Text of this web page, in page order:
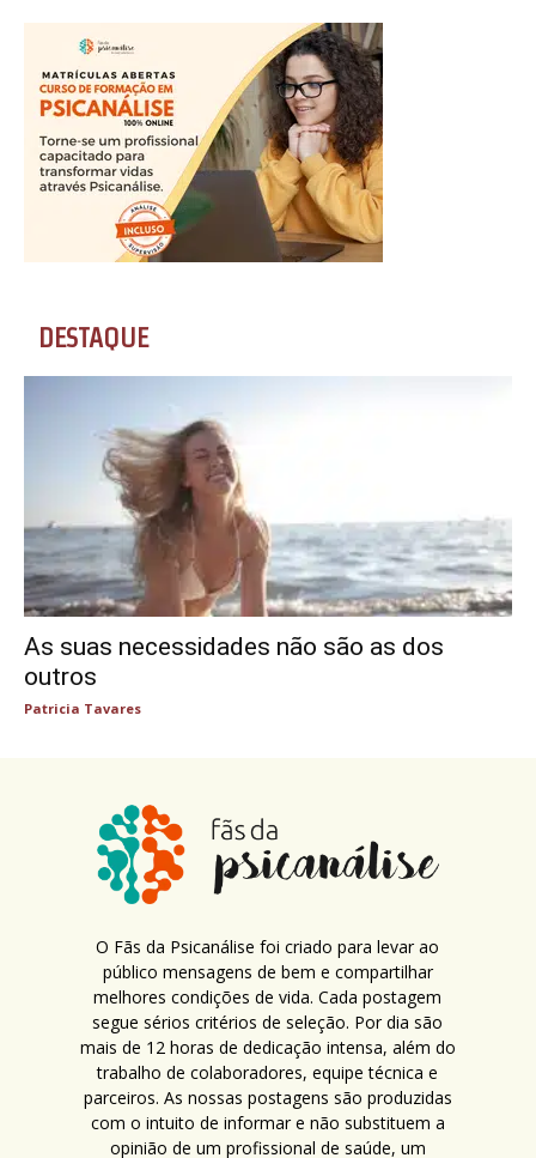
DESTAQUE
As suas necessidades não são as dos
outros
Patricia Tavares
O Fãs da Psicanálise foi criado para levar ao
público mensagens de bem e compartilhar
melhores condições de vida. Cada postagem
segue sérios critérios de seleção. Por dia são
mais de 12 horas de dedicação intensa, além do
trabalho de colaboradores, equipe técnica e
parceiros. As nossas postagens são produzidas
com o intuito de informar e não substituem a
opinião de um profissional de saúde, um